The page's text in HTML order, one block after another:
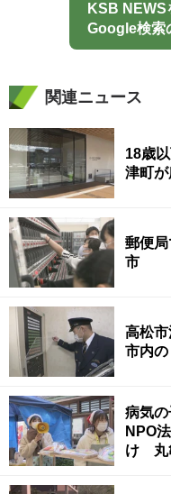
KSB NEWS
Google検索
関連ニュース
18歳
津町
郵便
市
高松
市内
病気
NPO
け 丸